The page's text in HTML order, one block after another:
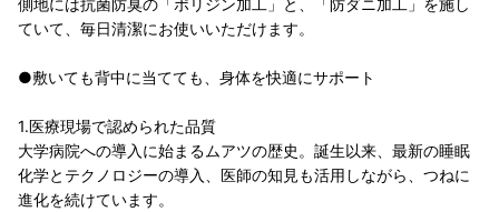
側地には抗菌防臭の「ポリジン加工」と、「防ダニ加工」を施し
ていて、毎日清潔にお使いいただけます。
●敷いても背中に当てても、身体を快適にサポート
1.医療現場で認められた品質
大学病院への導入に始まるムアツの歴史。誕生以来、最新の睡眠
化学とテクノロジーの導入、医師の知見も活用しながら、つねに
進化を続けています。